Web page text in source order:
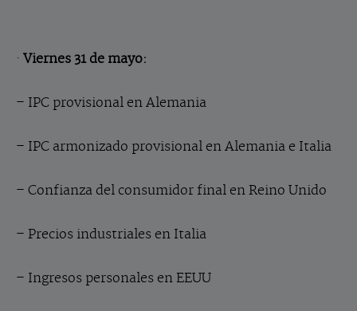
· Viernes 31 de mayo:
– IPC provisional en Alemania
– IPC armonizado provisional en Alemania e Italia
– Confianza del consumidor final en Reino Unido
– Precios industriales en Italia
– Ingresos personales en EEUU